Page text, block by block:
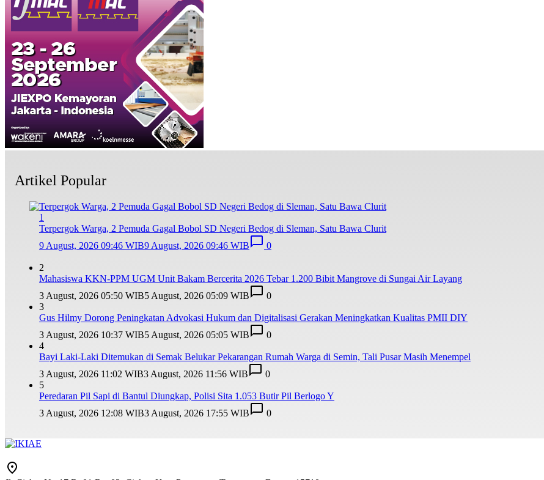
Artikel Popular
1
Terpergok Warga, 2 Pemuda Gagal Bobol SD Negeri Bedog di Sleman, Satu Bawa Clurit
9 August, 2026 09:46 WIB9 August, 2026 09:46 WIB 0
2
Mahasiswa KKN-PPM UGM Unit Bakam Bercerita 2026 Tebar 1.200 Bibit Mangrove di Sungai Air Layang
3 August, 2026 05:50 WIB5 August, 2026 05:09 WIB
0
3
Gus Hilmy Dorong Peningkatan Advokasi Hukum dan Digitalisasi Gerakan Meningkatkan Kualitas PMII DIY
3 August, 2026 10:37 WIB5 August, 2026 05:05 WIB
0
4
Bayi Laki-Laki Ditemukan di Semak Belukar Pekarangan Rumah Warga di Semin, Tali Pusar Masih Menempel
3 August, 2026 11:02 WIB3 August, 2026 11:56 WIB
0
5
Peredaran Pil Sapi di Bantul Diungkap, Polisi Sita 1.053 Butir Pil Berlogo Y
3 August, 2026 12:08 WIB3 August, 2026 17:55 WIB 0